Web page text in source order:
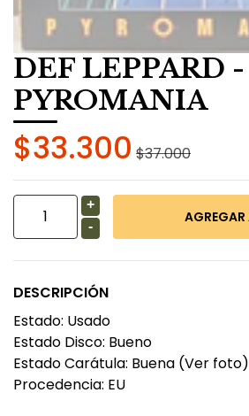
DEF LEPPARD -
PYROMANIA
$33.300 $37.000
+
-
DESCRIPCIÓN
Estado: Usado
Estado Disco: Bueno
Estado Carátula: Buena (Ver foto)
Procedencia: EU